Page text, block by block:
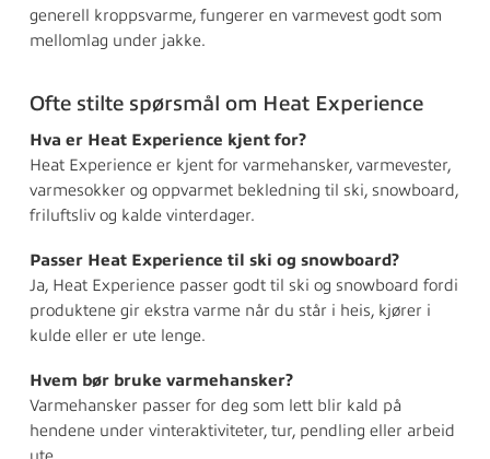
generell kroppsvarme, fungerer en varmevest godt som
mellomlag under jakke.
Ofte stilte spørsmål om Heat Experience
Hva er Heat Experience kjent for?
Heat Experience er kjent for varmehansker, varmevester,
varmesokker og oppvarmet bekledning til ski, snowboard,
friluftsliv og kalde vinterdager.
Passer Heat Experience til ski og snowboard?
Ja, Heat Experience passer godt til ski og snowboard fordi
produktene gir ekstra varme når du står i heis, kjører i
kulde eller er ute lenge.
Hvem bør bruke varmehansker?
Varmehansker passer for deg som lett blir kald på
hendene under vinteraktiviteter, tur, pendling eller arbeid